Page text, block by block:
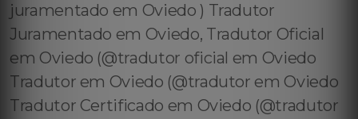
juramentado em Oviedo ) Tradutor
Juramentado em Oviedo, Tradutor Oficial
em Oviedo (@tradutor oficial em Oviedo
Tradutor em Oviedo (@tradutor em Oviedo
Tradutor Certificado em Oviedo (@tradutor